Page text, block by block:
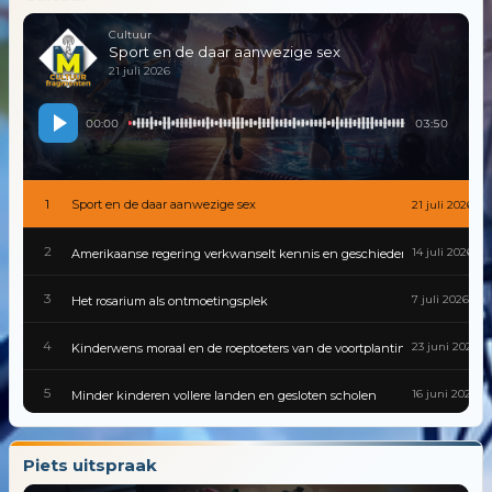
Cultuur
Sport en de daar aanwezige sex
21 juli 2026
00:00 03:50
1 Sport en de daar aanwezige sex 21 juli 2026
2 Amerikaanse regering verkwanselt kennis en geschiedenis14 juli 2026
3 Het rosarium als ontmoetingsplek 7 juli 2026
4 Kinderwens moraal en de roeptoeters van de voortplantingspolitiek
23 juni 2026
5 Minder kinderen vollere landen en gesloten scholen 16 juni 2026
6 Gevaarlijke besmettingen zijn van alle tijden 9 juni 2026
7 2 juni 2026
Piets uitspraak